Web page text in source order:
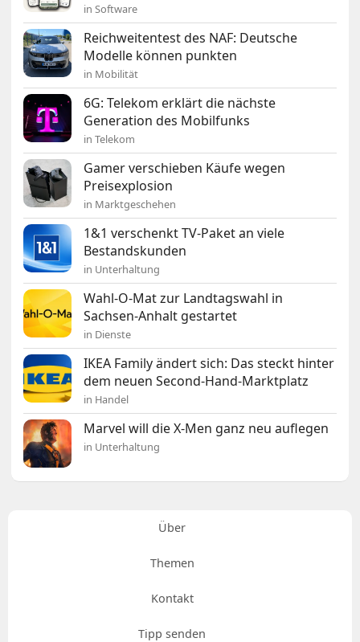
in Software
Reichweitentest des NAF: Deutsche
Modelle können punkten
in Mobilität
6G: Telekom erklärt die nächste
Generation des Mobilfunks
in Telekom
Gamer verschieben Käufe wegen
Preisexplosion
in Marktgeschehen
1&1 verschenkt TV-Paket an viele
Bestandskunden
in Unterhaltung
Wahl-O-Mat zur Landtagswahl in
Sachsen-Anhalt gestartet
in Dienste
IKEA Family ändert sich: Das steckt hinter
dem neuen Second-Hand-Marktplatz
in Handel
Marvel will die X-Men ganz neu auflegen
in Unterhaltung
Über
Themen
Kontakt
Tipp senden